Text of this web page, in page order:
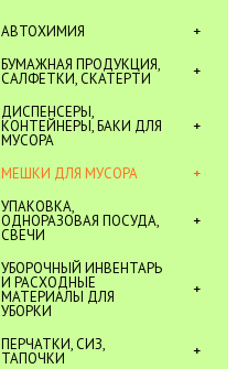
АВТОХИМИЯ
БУМАЖНАЯ ПРОДУКЦИЯ,
САЛФЕТКИ, СКАТЕРТИ
ДИСПЕНСЕРЫ,
КОНТЕЙНЕРЫ, БАКИ ДЛЯ
МУСОРА
МЕШКИ ДЛЯ МУСОРА
УПАКОВКА,
ОДНОРАЗОВАЯ ПОСУДА,
СВЕЧИ
УБОРОЧНЫЙ ИНВЕНТАРЬ
И РАСХОДНЫЕ
МАТЕРИАЛЫ ДЛЯ
УБОРКИ
ПЕРЧАТКИ, СИЗ,
ТАПОЧКИ